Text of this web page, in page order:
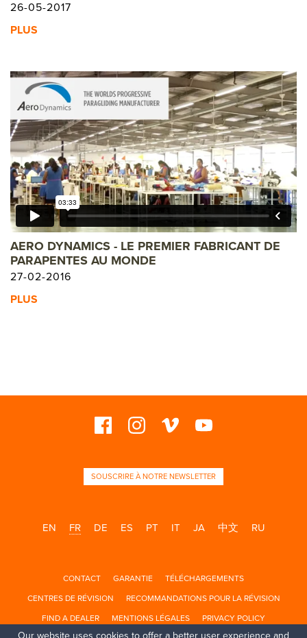
Our website uses cookies to offer a better user experience and
26-05-2017
PLUS
AERO DYNAMICS - LE PREMIER FABRICANT DE
PARAPENTES AU MONDE
27-02-2016
PLUS
PREVIOUS MODEL
PREVIOUS MODEL
PREVIOUS MODEL
PREVIOUS MODEL
PREVIOUS MODEL
PREVIOUS MODEL
PREVIOUS
PREVIOUS
MODEL
PREVIOUS
MODEL
PREVIOUS
MODEL
MODEL
MODEL
MODEL
MODEL
SOUSCRIRE À NOTRE NEWSLETTER
EN FR DE ES PT IT JA 中文 RU
CONTACT GARANTIE TÉLÉCHARGEMENTS
CENTRES DE RÉVISION RECOMMANDATIONS POUR LA RÉVISION
FIND A DEALER MENTIONS LÉGALES PRIVACY POLICY